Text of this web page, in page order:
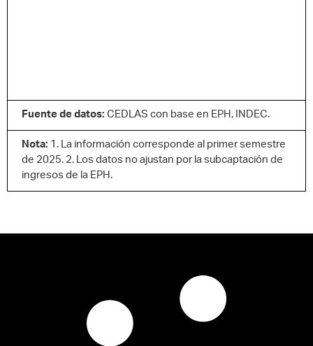
Fuente de datos: CEDLAS con base en EPH, INDEC.
Nota: 1. La información corresponde al primer semestre
de 2025. 2. Los datos no ajustan por la subcaptación de
ingresos de la EPH.